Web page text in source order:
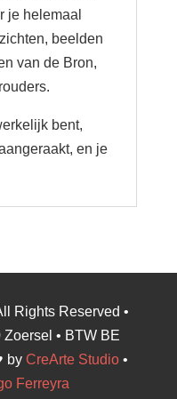
je helemaal
beelden
van de Bron,
bent,
en je
Rights Reserved •
• BTW BE
by CreArte Studio•
Ferreyra